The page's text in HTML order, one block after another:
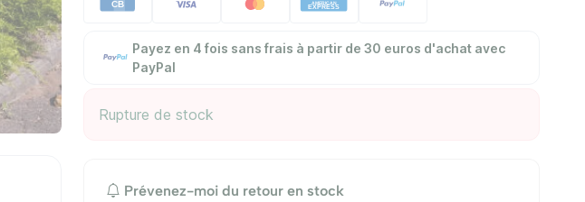
Payez en 4 fois sans frais à partir de 30 euros d'achat avec
PayPal
Rupture de stock
Prévenez-moi du retour en stock